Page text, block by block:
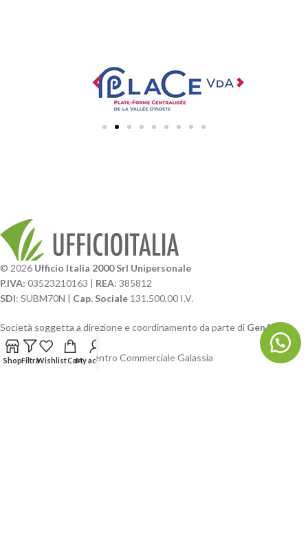
© 2026 Ufficio Italia 2000 Srl Unipersonale
P.IVA: 03523210163 | REA: 385812
SDI: SUBM70N | Cap. Sociale 131.500,00 I.V.
Società soggetta a direzione e coordinamento da parte di GenALFA
Holding srl
Via A. Ponti n. 4 – Centro Commerciale Galassia
ShopFiltraWishlistCartMy account